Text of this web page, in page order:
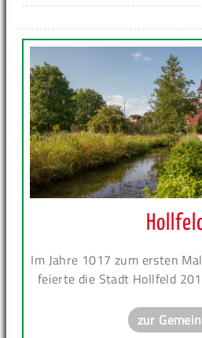
Im Jahre 1017 zum ersten
feierte die Stadt Hollfeld
zur